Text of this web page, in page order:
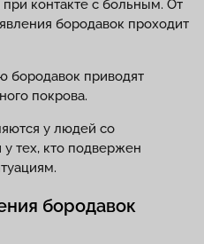
контакте с больным. От
бородавок проходит
бородавок приводят
покрова.
у людей со
тех, кто подвержен
бородавок